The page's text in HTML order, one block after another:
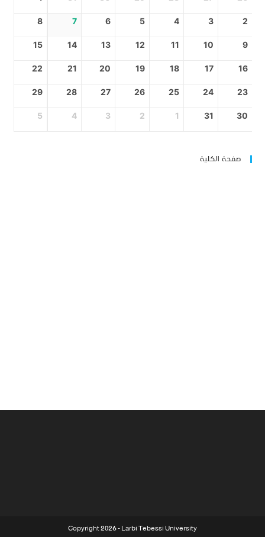
2
3
4
5
6
7
8
9
10
11
12
13
14
15
16
17
18
19
20
21
22
23
24
25
26
27
28
29
30
31
1
2
3
4
5
صفحة الكلية
Copyright 2026 - Larbi Tebessi University